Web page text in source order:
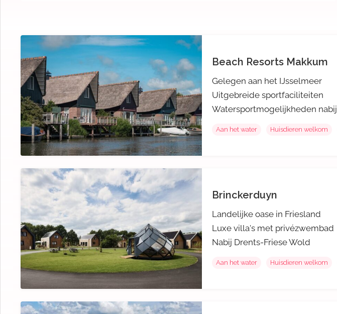
Beach Resorts Makkum
Gelegen aan het IJsselmeer
Uitgebreide sportfaciliteiten
Watersportmogelijkheden nabij
Aan het water Huisdieren welkom
Brinckerduyn
Landelijke oase in Friesland
Luxe villa's met privézwembad
Nabij Drents-Friese Wold
Aan het water Huisdieren welkom